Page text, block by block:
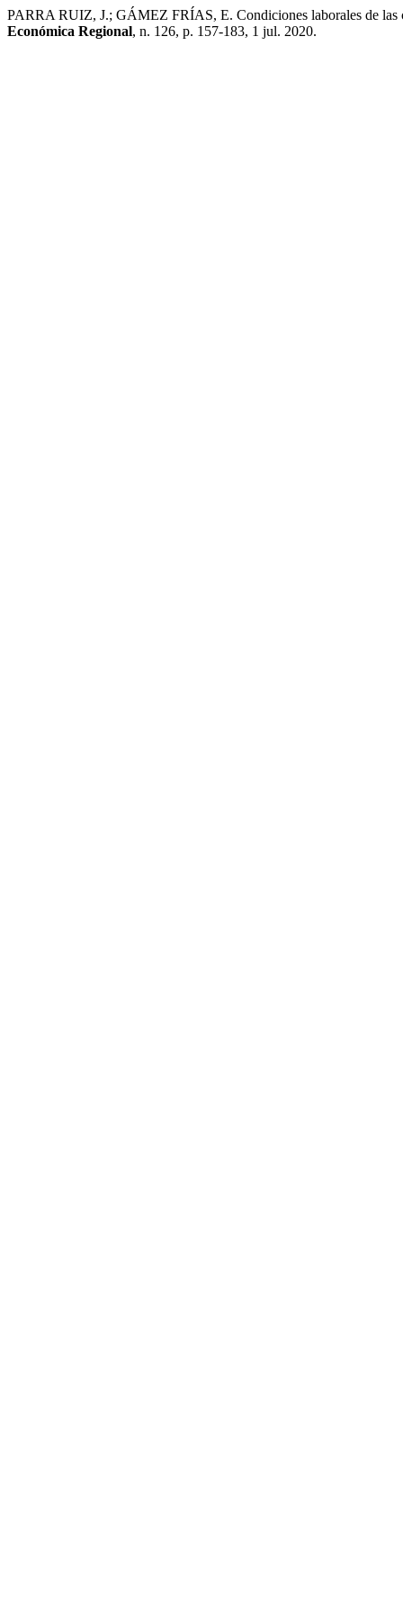
PARRA RUIZ, J.; GÁMEZ FRÍAS, E. Condiciones laborales de
Económica Regional, n. 126, p. 157-183, 1 jul. 2020.